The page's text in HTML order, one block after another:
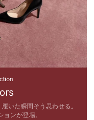
いた瞬間そう思わせる。
ンが登場。